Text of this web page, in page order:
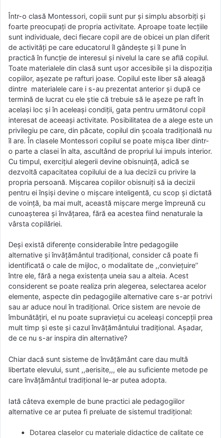
Într-o clasă Montessori, copiii sunt pur și simplu absorbiți și
foarte preocupați de propria activitate. Aproape toate lecțiile
sunt individuale, deci fiecare copil are de obicei un plan diferit
de activități pe care educatorul îl gândește și îl pune în
practică în funcție de interesul și nivelul la care se află copilul.
Toate materialele din clasă sunt ușor accesibile și la dispoziția
copiilor, așezate pe rafturi joase. Copilul este liber să aleagă
dintre materialele care i s-au prezentat anterior și după ce
termină de lucrat cu ele știe că trebuie să le așeze pe raft în
același loc și în aceleași condiții, gata pentru următorul copil
interesat de aceeași activitate. Posibilitatea de a alege este un
privilegiu pe care, din păcate, copilul din școala tradițională nu
îl are. În clasele Montessori copilul se poate mișca liber dintr-
o parte a clasei în alta, ascultând de propriul lui impuls interior.
Cu timpul, exercițiul alegerii devine obisnuință, adică se
dezvoltă capacitatea copilului de a lua decizii cu privire la
propria persoană. Mișcarea copiilor obisnuiți să ia decizii
pentru ei înșiși devine o mișcare inteligentă, cu scop și dictată
de voință, ba mai mult, această mișcare merge împreună cu
cunoașterea și învățarea, fără ea acestea fiind nenaturale la
vârsta copilăriei.
Deși există diferențe considerabile între pedagogiile
alternative și învățământul tradițional, consider că poate fi
identificată o cale de mijloc, o modalitate de ,,conviețuire’’
între ele, fără a nega existenţa uneia sau a alteia. Acest
considerent se poate realiza prin alegerea, selectarea acelor
elemente, aspecte din pedagogiile alternative care s-ar potrivi
sau ar aduce noul în tradițional. Orice sistem are nevoie de
îmbunătățiri, el nu poate supraviețui cu aceleași concepții prea
mult timp și este și cazul învățământului tradițional. Așadar,
de ce nu s-ar inspira din alternative?
Chiar dacă sunt sisteme de învățământ care dau multă
libertate elevului, sunt ,,aerisite,,, ele au suficiente metode pe
care învățământul tradițional le-ar putea adopta.
Iată câteva exemple de bune practici ale pedagogiilor
alternative ce ar putea fi preluate de sistemul tradițional:
Dotarea claselor cu materiale didactice de calitate ce